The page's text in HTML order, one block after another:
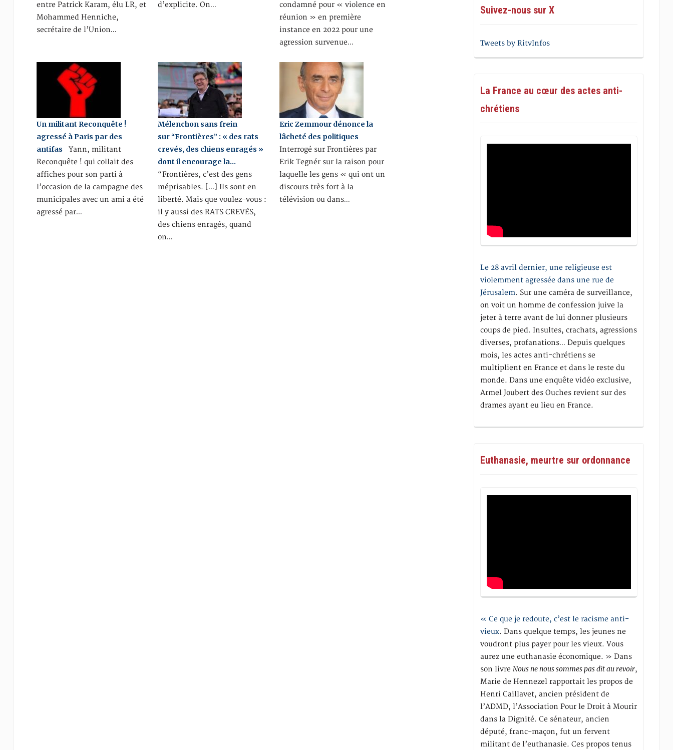
entre Patrick Karam, élu LR, et
Mohammed Henniche,
secrétaire de l’Union…
d’explicite. On…
condamné pour « violence en
réunion » en première
instance en 2022 pour une
agression survenue…
Un militant Reconquête !
agressé à Paris par des
antifas Yann, militant
Reconquête ! qui collait des
affiches pour son parti à
l’occasion de la campagne des
municipales avec un ami a été
agressé par…
Mélenchon sans frein
sur “Frontières” : « des rats
crevés, des chiens enragés »
dont il encourage la…
“Frontières, c’est des gens
méprisables. […] Ils sont en
liberté. Mais que voulez-vous :
il y aussi des RATS CREVÉS,
des chiens enragés, quand
on…
Eric Zemmour dénonce la
lâcheté des politiques
Interrogé sur Frontières par
Erik Tegnér sur la raison pour
laquelle les gens « qui ont un
discours très fort à la
télévision ou dans…
Suivez-nous sur X
Tweets by RitvInfos
La France au cœur des actes anti-
chrétiens
Le 28 avril dernier, une religieuse est
violemment agressée dans une rue de
Jérusalem. Sur une caméra de surveillance,
on voit un homme de confession juive la
jeter à terre avant de lui donner plusieurs
coups de pied. Insultes, crachats, agressions
diverses, profanations… Depuis quelques
mois, les actes anti-chrétiens se
multiplient en France et dans le reste du
monde. Dans une enquête vidéo exclusive,
Armel Joubert des Ouches revient sur des
drames ayant eu lieu en France.
Euthanasie, meurtre sur ordonnance
« Ce que je redoute, c’est le racisme anti-
vieux. Dans quelque temps, les jeunes ne
voudront plus payer pour les vieux. Vous
aurez une euthanasie économique. » Dans
son livreNous ne nous sommes pas dit au revoir,
Marie de Hennezel rapportait les propos de
Henri Caillavet, ancien président de
l’ADMD, l’Association Pour le Droit à Mourir
dans la Dignité. Ce sénateur, ancien
député, franc-maçon, fut un fervent
militant de l’euthanasie. Ces propos tenus